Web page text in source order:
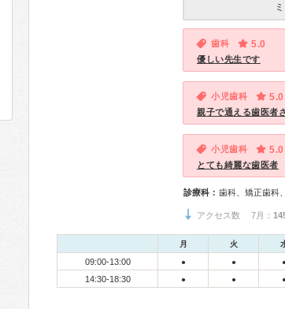
歯科 5.0
優しい先生です
小児歯科 5.0
親子で通える歯医者
小児歯科 5.0
とても綺麗な歯医者
診療科： 歯科、矯正歯科
アクセス数 7月：
月 火
09:00-13:00 ● ● ●
14:30-18:30
● ● ●